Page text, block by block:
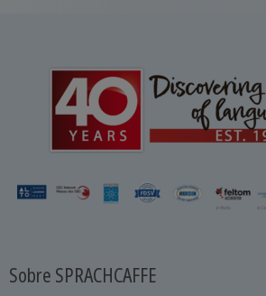
Sobre SPRACHCAFFE